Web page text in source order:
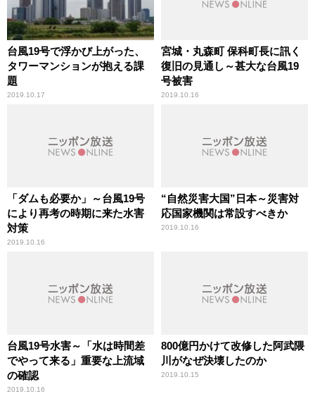
台風19号で浮かび上がった、
タワーマンションが抱える課
題
2019.10.17
宮城・丸森町 保科町長に訊く
復旧の見通し～甚大な台風19
号被害
2019.10.16
「ダムも必要か」～台風19号
により再考の時期に来た水害
対策
2019.10.16
“自然災害大国”日本～災害対
応国家機関は常設すべきか
2019.10.16
台風19号水害～「水は時間差
でやって来る」重要な上流域
の確認
2019.10.16
800億円かけて改修した阿武隈
川がなぜ決壊したのか
2019.10.15